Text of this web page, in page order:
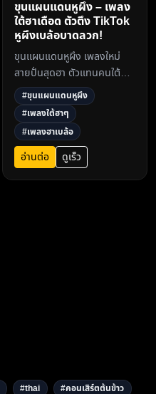
ขุนแผนแดนหูผึง – เพลง
ใต้ฮาเดือด ตัวตึง TikTok
หูผึงเบล้อบาดลวก!
ขุนแผนแดนหูผึง เพลงใหม่
สายปั่นสุดฮา ตัวแทนคนใต้ลุ
คดารากรุงเทพฯ หูผึงจน
TikTok ระเบิด! เนื้อเพลงจิก
กัดเบา ๆ แต่แสบถึงใจ ฟังแล้ว
ฮาแน่!3
#ขุนแผนแดนหูผึง
#เพลงใต้ฮาๆ
#เพลงฮาเบล้อ
อ่านต่อ ดูเร็ว
#thai #คอนเสิร์ตต้นข้าว